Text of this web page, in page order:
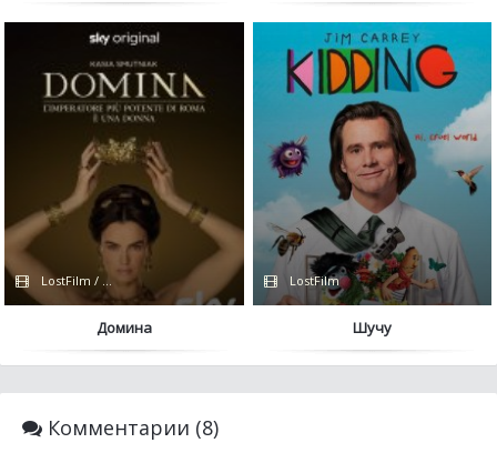
LostFilm / Сериалы 2021
Домина
LostFilm
Шучу
Комментарии (8)